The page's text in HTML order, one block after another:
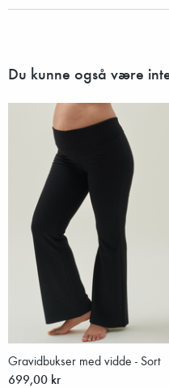
Du kunne også være
Gravidbukser med vidde - Sort
699,00 kr